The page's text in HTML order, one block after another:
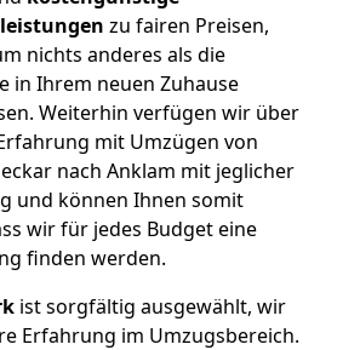
zu fairen Preisen,
nichts anderes als die
in Ihrem neuen Zuhause
Weiterhin verfügen wir über
mit Umzügen von
nach Anklam mit jeglicher
und können Ihnen somit
wir für jedes Budget eine
finden werden.
ist sorgfältig ausgewählt, wir
Erfahrung im Umzugsbereich.